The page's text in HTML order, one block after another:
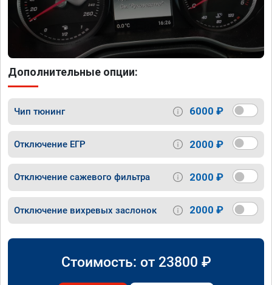
Дополнительные опции:
Чип тюнинг 6000 ₽
Отключение ЕГР 2000 ₽
Отключение сажевого фильтра 2000 ₽
Отключение вихревых заслонок 2000 ₽
Стоимость: от 23800 ₽